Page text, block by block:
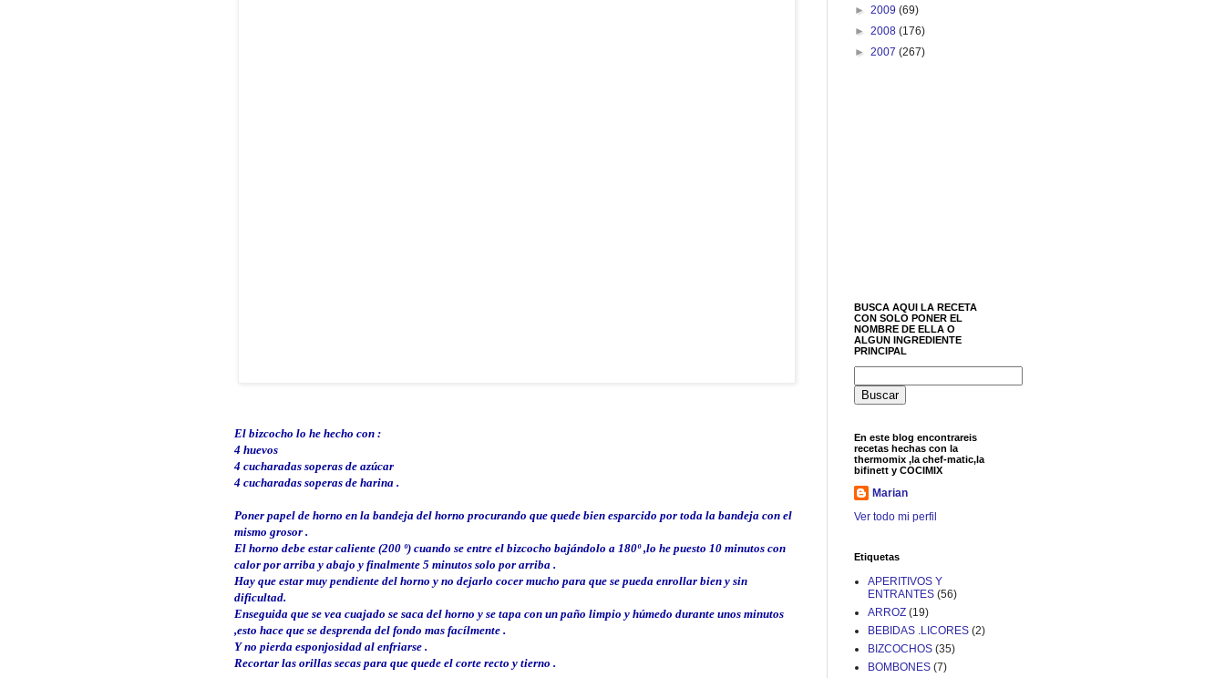
El bizcocho lo he hecho con :
4 huevos
4 cucharadas soperas de azúcar
4 cucharadas soperas de harina .
Poner papel de horno en la bandeja del horno procurando que quede bien esparcido por toda la bandeja con el
mismo grosor .
El horno debe estar caliente (200 º) cuando se entre el bizcocho bajándolo a 180º ,lo he puesto 10 minutos con
calor por arriba y abajo y finalmente 5 minutos solo por arriba .
Hay que estar muy pendiente del horno y no dejarlo cocer mucho para que se pueda enrollar bien y sin
dificultad.
Enseguida que se vea cuajado se saca del horno y se tapa con un paño limpio y húmedo durante unos minutos
,esto hace que se desprenda del fondo mas facílmente .
Y no pierda esponjosidad al enfriarse .
Recortar las orillas secas para que quede el corte recto y tierno .
► 2009 (69)
► 2008 (176)
► 2007 (267)
BUSCA AQUI LA RECETA
CON SOLO PONER EL
NOMBRE DE ELLA O
ALGUN INGREDIENTE
PRINCIPAL
En este blog encontrareis
recetas hechas con la
thermomix ,la chef-matic,la
bifinett y COCIMIX
Marian
Ver todo mi perfil
Etiquetas
APERITIVOS Y
ENTRANTES (56)
ARROZ (19)
BEBIDAS .LICORES (2)
BIZCOCHOS (35)
BOMBONES (7)